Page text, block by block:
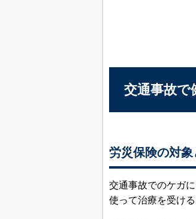
交通事故で
労災保険の対
交通事故でのケガ
使って治療を受け